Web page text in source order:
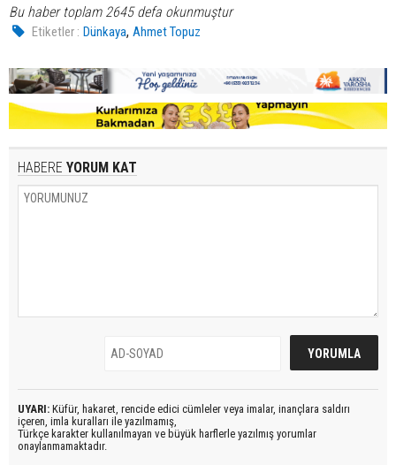
Bu haber toplam 2645 defa okunmuştur
Etiketler : Dünkaya,Ahmet Topuz
HABERE YORUM KAT
UYARI: Küfür, hakaret, rencide edici cümleler veya imalar, inançlara saldırı
içeren, imla kuralları ile yazılmamış,
Türkçe karakter kullanılmayan ve büyük harflerle yazılmış yorumlar
onaylanmamaktadır.